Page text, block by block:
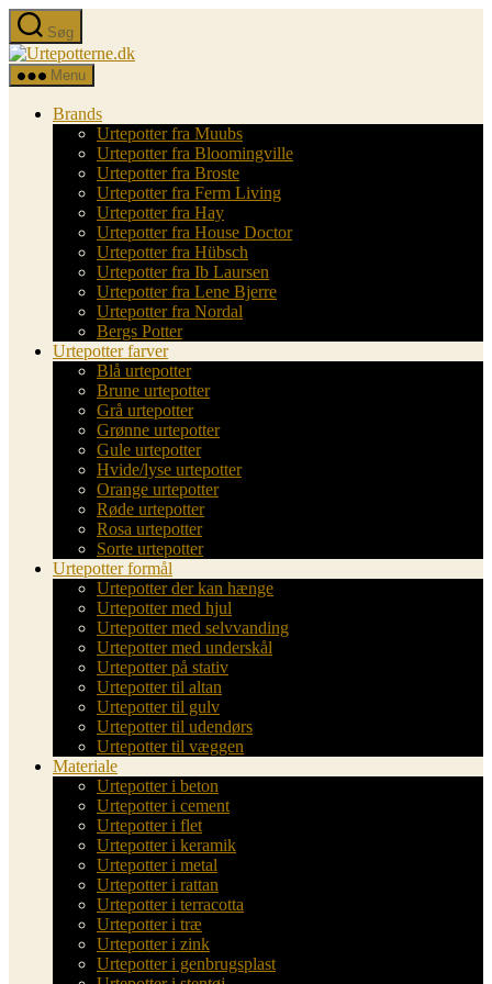
Spring
til
indholdet
Søg
Urtepotterne.dk
Menu
Brands
Urtepotter fra Muubs
Urtepotter fra Bloomingville
Urtepotter fra Broste
Urtepotter fra Ferm Living
Urtepotter fra Hay
Urtepotter fra House Doctor
Urtepotter fra Hübsch
Urtepotter fra Ib Laursen
Urtepotter fra Lene Bjerre
Urtepotter fra Nordal
Bergs Potter
Urtepotter farver
Blå urtepotter
Brune urtepotter
Grå urtepotter
Grønne urtepotter
Gule urtepotter
Hvide/lyse urtepotter
Orange urtepotter
Røde urtepotter
Rosa urtepotter
Sorte urtepotter
Urtepotter formål
Urtepotter der kan hænge
Urtepotter med hjul
Urtepotter med selvvanding
Urtepotter med underskål
Urtepotter på stativ
Urtepotter til altan
Urtepotter til gulv
Urtepotter til udendørs
Urtepotter til væggen
Materiale
Urtepotter i beton
Urtepotter i cement
Urtepotter i flet
Urtepotter i keramik
Urtepotter i metal
Urtepotter i rattan
Urtepotter i terracotta
Urtepotter i træ
Urtepotter i zink
Urtepotter i genbrugsplast